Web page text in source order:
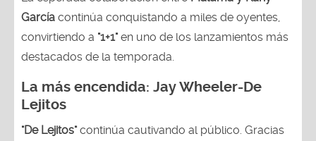
García continúa conquistando a miles de oyentes,
convirtiendo a "1+1"en uno de los lanzamientos más
destacados de la temporada.
La más encendida: Jay Wheeler-De
Lejitos
"De Lejitos"continúa cautivando al público. Gracias